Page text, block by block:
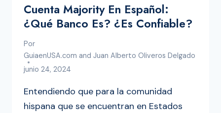
Cuenta Majority En Español:
¿Qué Banco Es? ¿Es Confiable?
Por
GuiaenUSA.com and Juan Alberto Oliveros Delgado
junio 24, 2024
Entendiendo que para la comunidad
hispana que se encuentran en Estados